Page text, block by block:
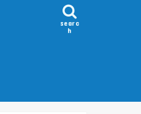
searc
h